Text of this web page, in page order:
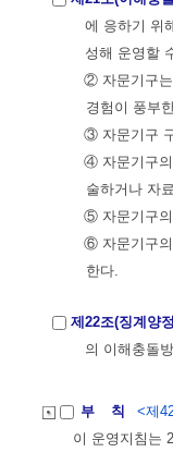
에 응하기 위
성해 운영할
② 자문기구는
경험이 풍부
③ 자문기구
④ 자문기구의
술하거나 자
⑤ 자문기구의
⑥ 자문기구
한다.
제22조(징계양
의 이해충돌
부 칙
<제
이 운영지침는